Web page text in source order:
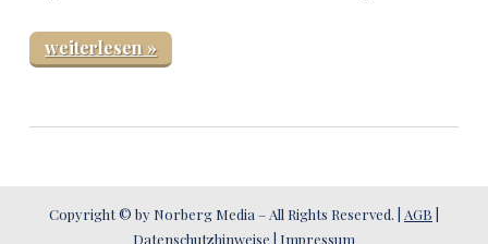
weiterlesen »
Copyright © by Norberg Media – All Rights Reserved. | AGB
Datenschutzhinweise
Impressum